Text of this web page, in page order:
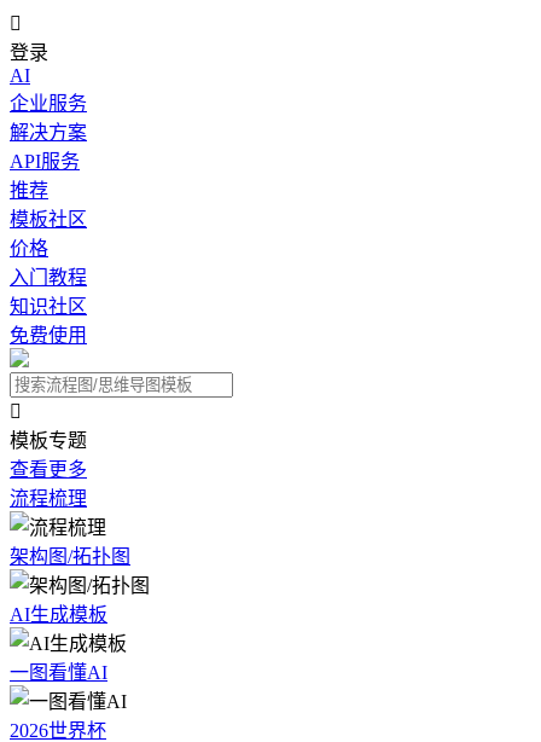

登录
AI
企业服务
解决方案
API服务
推荐
模板社区
价格
入门教程
知识社区
免费使用

模板专题
查看更多
流程梳理
架构图/拓扑图
AI生成模板
一图看懂AI
2026世界杯